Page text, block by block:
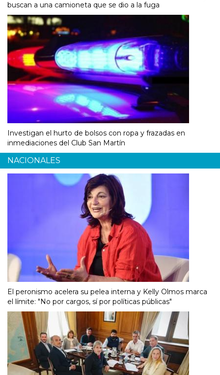
buscan a una camioneta que se dio a la fuga
Investigan el hurto de bolsos con ropa y frazadas en
inmediaciones del Club San Martín
NACIONALES
El peronismo acelera su pelea interna y Kelly Olmos marca
el límite: "No por cargos, sí por políticas públicas"